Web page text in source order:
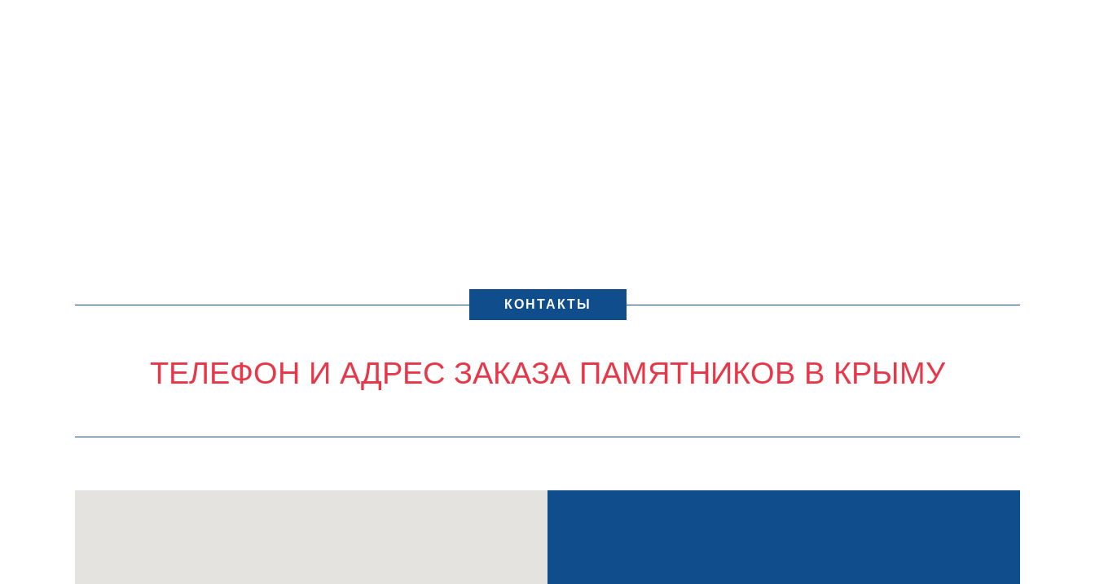
КОНТАКТЫ
ТЕЛЕФОН И АДРЕС ЗАКАЗА ПАМЯТНИКОВ В КРЫМУ